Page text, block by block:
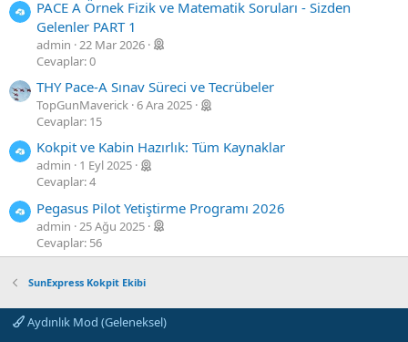
PACE A Örnek Fizik ve Matematik Soruları - Sizden
Gelenler PART 1
admin 22 Mar 2026
Cevaplar: 0
THY Pace-A Sınav Süreci ve Tecrübeler
TopGunMaverick 6 Ara 2025
Cevaplar: 15
Kokpit ve Kabin Hazırlık: Tüm Kaynaklar
admin
1 Eyl 2025
Cevaplar: 4
Pegasus Pilot Yetiştirme Programı 2026
admin 25 Ağu 2025
Cevaplar: 56
SunExpress Kokpit Ekibi
Aydınlık Mod (Geleneksel)